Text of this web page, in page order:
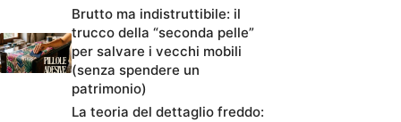
Brutto ma indistruttibile: il
trucco della “seconda pelle”
per salvare i vecchi mobili
(senza spendere un
patrimonio)
La teoria del dettaglio freddo: